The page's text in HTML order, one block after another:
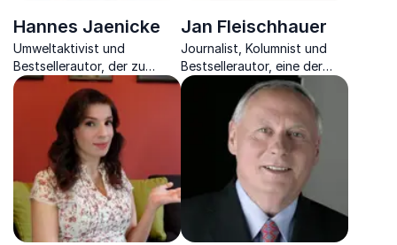
Hannes Jaenicke
Umweltaktivist und
Bestsellerautor, der zu
nachhaltigem Handeln
inspiriert und klare Analysen
zu Umweltschutz und
Menschenrechten bietet.
Jan Fleischhauer
Journalist, Kolumnist und
Bestsellerautor, eine der
bekanntesten Stimmen
Deutschlands.